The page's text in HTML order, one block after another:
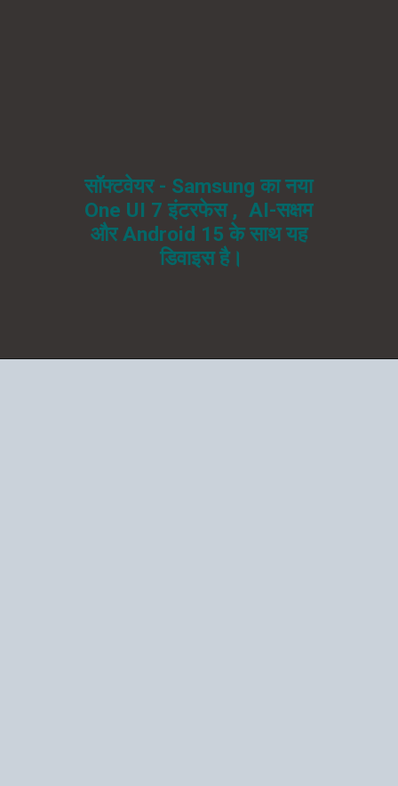
सॉफ्टवेयर - Samsung का नया
One UI 7 इंटरफेस , AI-सक्षम
और Android 15 के साथ यह
डिवाइस है।